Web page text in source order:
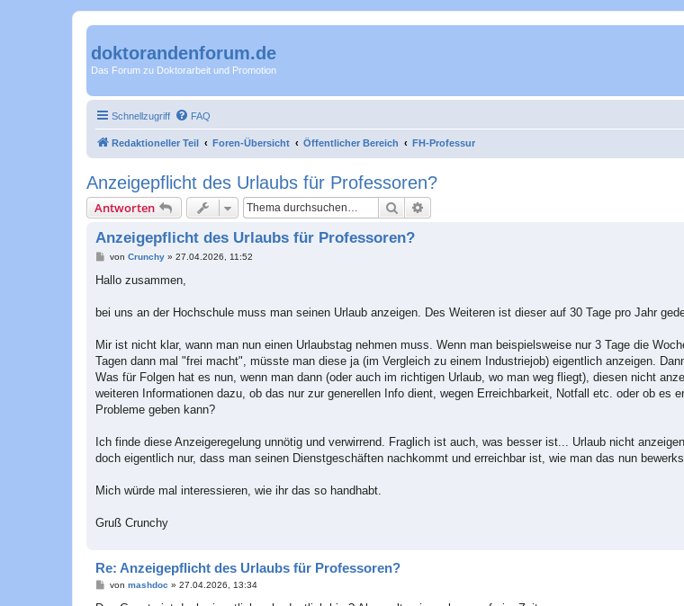
doktorandenforum.de
Das Forum zu Doktorarbeit und Promotion
Schnellzugriff FAQ
Redaktioneller Teil Foren-Übersicht Öffentlicher Bereich FH-Professur
Anzeigepflicht des Urlaubs für Professoren?
Antworten Suche
Anzeigepflicht des Urlaubs für Professoren?
B
i
a
von Crunchy» 27.04.2026, 11:52
Hallo zusammen,
bei uns an der Hochschule muss man seinen Urlaub anzeigen. Des Weiteren ist dieser auf 30 Tage pro Jahr
Mir ist nicht klar, wann man nun einen Urlaubstag nehmen muss. Wenn man beispielsweise nur 3 Tage die
Tagen dann mal "frei macht", müsste man diese ja (im Vergleich zu einem Industriejob) eigentlich anzeigen.
Was für Folgen hat es nun, wenn man dann (oder auch im richtigen Urlaub, wo man weg fliegt), diesen nicht
weiteren Informationen dazu, ob das nur zur generellen Info dient, wegen Erreichbarkeit, Notfall etc. oder ob es
Probleme geben kann?
Ich finde diese Anzeigeregelung unnötig und verwirrend. Fraglich ist auch, was besser ist... Urlaub nicht
doch eigentlich nur, dass man seinen Dienstgeschäften nachkommt und erreichbar ist, wie man das nun
Mich würde mal interessieren, wie ihr das so handhabt.
Gruß Crunchy
Re: Anzeigepflicht des Urlaubs für Professoren?
Bvon mashdoc » 27.04.2026, 13:34